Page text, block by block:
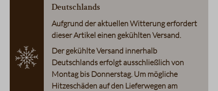
Deutschlands
Aufgrund der aktuellen Witterung erfordert
dieser Artikel einen gekühlten Versand.
Der gekühlte Versand innerhalb
Deutschlands erfolgt ausschließlich von
Montag bis Donnerstag. Um mögliche
Hitzeschäden auf den Lieferwegen am